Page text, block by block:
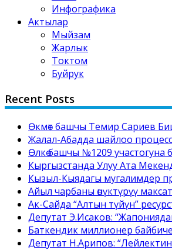
Инфографика
Актылар
Мыйзам
Жарлык
Токтом
Буйрук
Recent Posts
Өкмөт башчы Темир Сариев
Жалал-Абадда шайлоо
Өлкө башчы №1209
Кыргызстанда Улуу Ата
Кызыл-Кыядагы мугалимдер
Айыл чарбаны өнүктүрүү
Ак-Сайда “Алтын түйүн”
Депутат Э.Исаков:
Баткендик миллионер байбиче
Депутат Н.Арипов: